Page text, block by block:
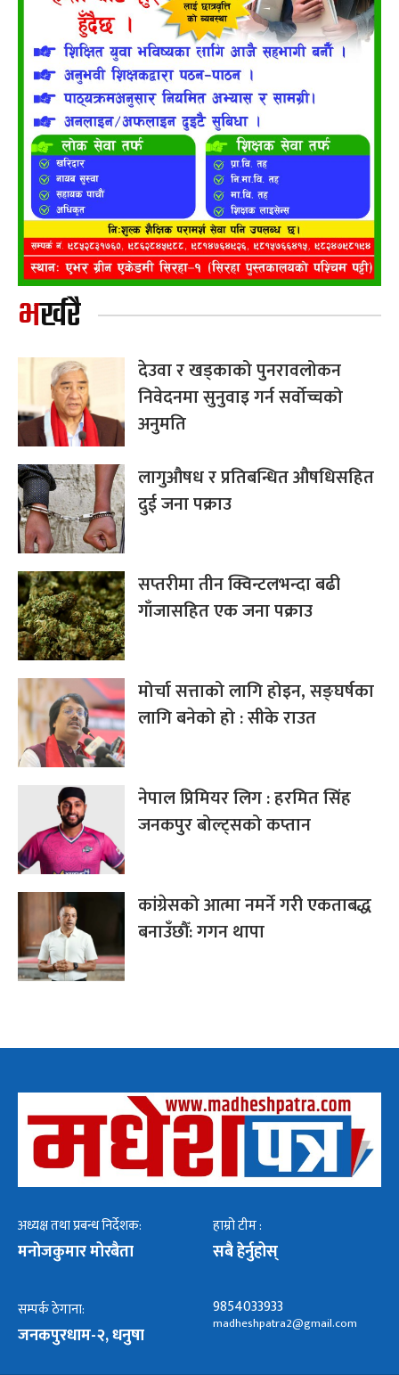
भर्खरै
देउवा र खड्काको पुनरावलोकन
निवेदनमा सुनुवाइ गर्न सर्वोच्चको
अनुमति
लागुऔषध र प्रतिबन्धित औषधिसहित
दुई जना पक्राउ
सप्तरीमा तीन क्विन्टलभन्दा बढी
गाँजासहित एक जना पक्राउ
मोर्चा सत्ताको लागि होइन, सङ्घर्षका
लागि बनेको हो : सीके राउत
नेपाल प्रिमियर लिग : हरमित सिंह
जनकपुर बोल्ट्सको कप्तान
कांग्रेसको आत्मा नमर्ने गरी एकताबद्ध
बनाउँछौँ: गगन थापा
अध्यक्ष तथा प्रबन्ध निर्देशक:
मनोजकुमार मोरबैता
हाम्रो टीम :
सबै हेर्नुहोस्
सम्पर्क ठेगाना:
जनकपुरधाम-२, धनुषा
9854033933
madheshpatra2@gmail.com